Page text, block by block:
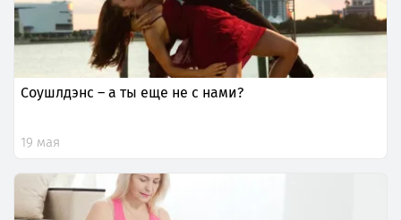
Соушлдэнс – а ты еще не с нами?
19 мая